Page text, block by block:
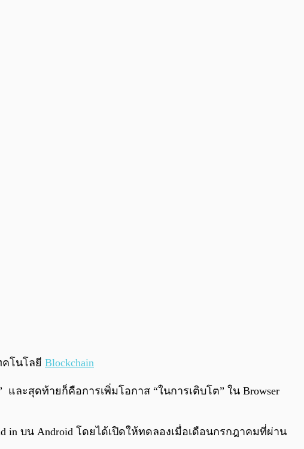
คโนโลยี Blockchain
ละสุดท้ายก็คือการเพิ่มโอกาส “ในการเติบโต” ใน Browser
in บน Android โดยได้เปิดให้ทดลองเมื่อเดือนกรกฎาคมที่ผ่าน